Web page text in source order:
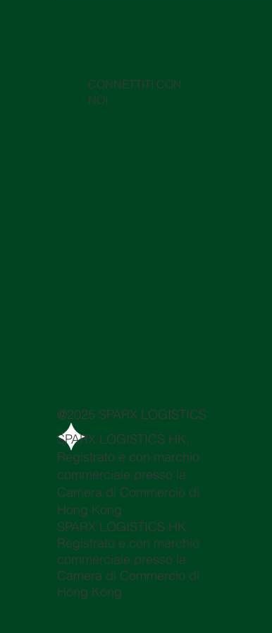
CONNETTITI CON
NOI
@2025 SPARX LOGISTICS
SPARX LOGISTICS HK,
Registrato e con marchio
commerciale presso la
Camera di Commercio di
Hong Kong
SPARX LOGISTICS HK,
Registrato e con marchio
commerciale presso la
Camera di Commercio di
Hong Kong